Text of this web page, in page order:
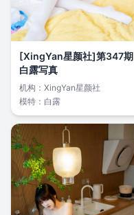
[XingYan星颜社]第347期
白露写真
机构： XingYan星颜社
模特： 白露